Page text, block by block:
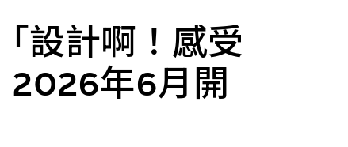
設計啊！感受
2026年6月開